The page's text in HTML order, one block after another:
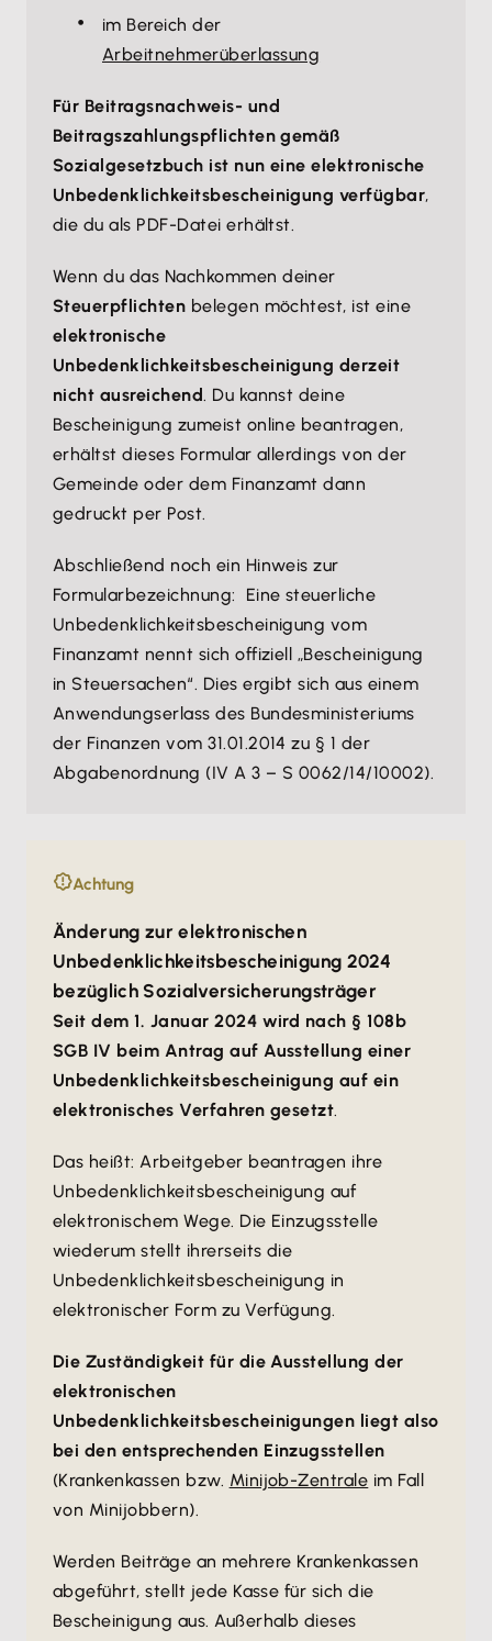
im Bereich der
Arbeitnehmerüberlassung
Für Beitragsnachweis- und
Beitragszahlungspflichten gemäß
Sozialgesetzbuch ist nun eine elektronische
Unbedenklichkeitsbescheinigung verfügbar,
die du als PDF-Datei erhältst.
Wenn du das Nachkommen deiner
Steuerpflichten belegen möchtest, ist eine
elektronische
Unbedenklichkeitsbescheinigung derzeit
nicht ausreichend. Du kannst deine
Bescheinigung zumeist online beantragen,
erhältst dieses Formular allerdings von der
Gemeinde oder dem Finanzamt dann
gedruckt per Post.
Abschließend noch ein Hinweis zur
Formularbezeichnung: Eine steuerliche
Unbedenklichkeitsbescheinigung vom
Finanzamt nennt sich offiziell „Bescheinigung
in Steuersachen“. Dies ergibt sich aus einem
Anwendungserlass des Bundesministeriums
der Finanzen vom 31.01.2014 zu § 1 der
Abgabenordnung (IV A 3 – S 0062/14/10002).
Achtung
Änderung zur elektronischen
Unbedenklichkeitsbescheinigung 2024
bezüglich Sozialversicherungsträger
Seit dem 1. Januar 2024 wird nach § 108b
SGB IV beim Antrag auf Ausstellung einer
Unbedenklichkeitsbescheinigung auf ein
elektronisches Verfahren gesetzt.
Das heißt: Arbeitgeber beantragen ihre
Unbedenklichkeitsbescheinigung auf
elektronischem Wege. Die Einzugsstelle
wiederum stellt ihrerseits die
Unbedenklichkeitsbescheinigung in
elektronischer Form zu Verfügung.
Die Zuständigkeit für die Ausstellung der
elektronischen
Unbedenklichkeitsbescheinigungen liegt also
bei den entsprechenden Einzugsstellen
(Krankenkassen bzw. Minijob-Zentrale im Fall
von Minijobbern).
Werden Beiträge an mehrere Krankenkassen
abgeführt, stellt jede Kasse für sich die
Bescheinigung aus. Außerhalb dieses